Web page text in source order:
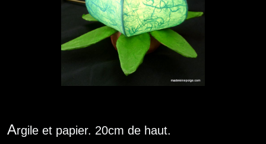
Argile et papier. 20cm de haut.